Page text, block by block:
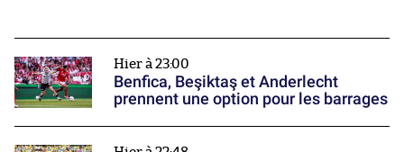
Hier à 23:00
Benfica, Beşiktaş et Anderlecht
prennent une option pour les barrages